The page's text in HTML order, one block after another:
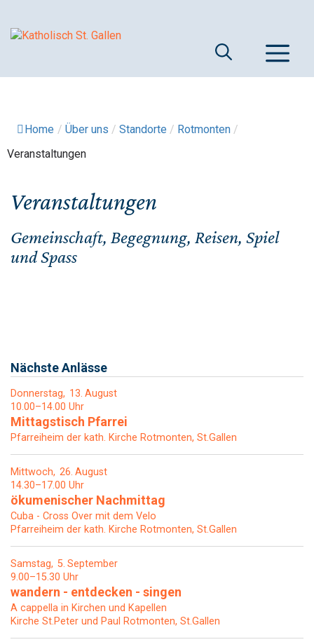
Inhalt
Home / Über uns / Standorte / Rotmonten /
Veranstaltungen
Veranstaltungen
Gemeinschaft, Begegnung, Reisen, Spiel
und Spass
Nächste Anlässe
Donnerstag 13 August
10.00–14.00 Uhr
Mittagstisch Pfarrei
Pfarreiheim der kath. Kirche Rotmonten, St.Gallen
Mittwoch 26 August
14.30–17.00 Uhr
ökumenischer Nachmittag
Cuba - Cross Over mit dem Velo
Pfarreiheim der kath. Kirche Rotmonten, St.Gallen
Samstag 5 September
9.00–15.30 Uhr
wandern - entdecken - singen
A cappella in Kirchen und Kapellen
Kirche St.Peter und Paul Rotmonten, St.Gallen